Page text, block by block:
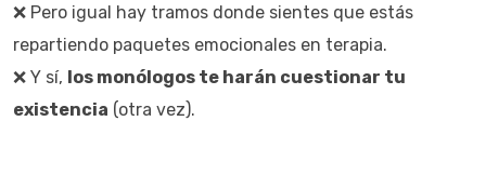
❌ Pero igual hay tramos donde sientes que estás
repartiendo paquetes emocionales en terapia.
❌ Y sí, los monólogos te harán cuestionar tu
existencia (otra vez).